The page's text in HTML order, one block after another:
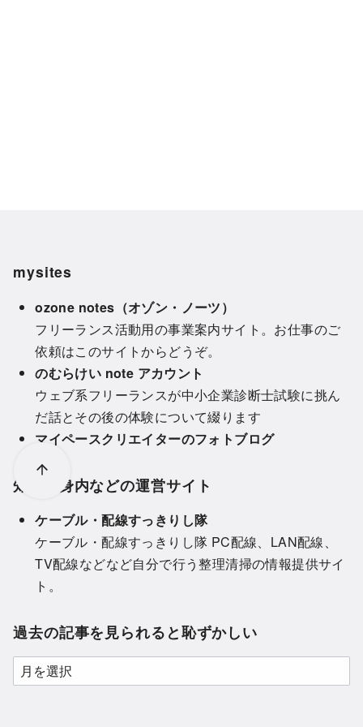
mysites
ozone notes（オゾン・ノーツ）
フリーランス活動用の事業案内サイト。お仕事のご
依頼はこのサイトからどうぞ。
のむらけい note アカウント
ウェブ系フリーランスが中小企業診断士試験に挑ん
だ話とその後の体験について綴ります
マイペースクリエイターのフォトブログ
知人や身内などの運営サイト
ケーブル・配線すっきりし隊
ケーブル・配線すっきりし隊 PC配線、LAN配線、
TV配線などなど自分で行う整理清掃の情報提供サイ
ト。
過去の記事を見られると恥ずかしい
過
去